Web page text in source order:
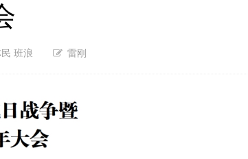
班浪 雷刚